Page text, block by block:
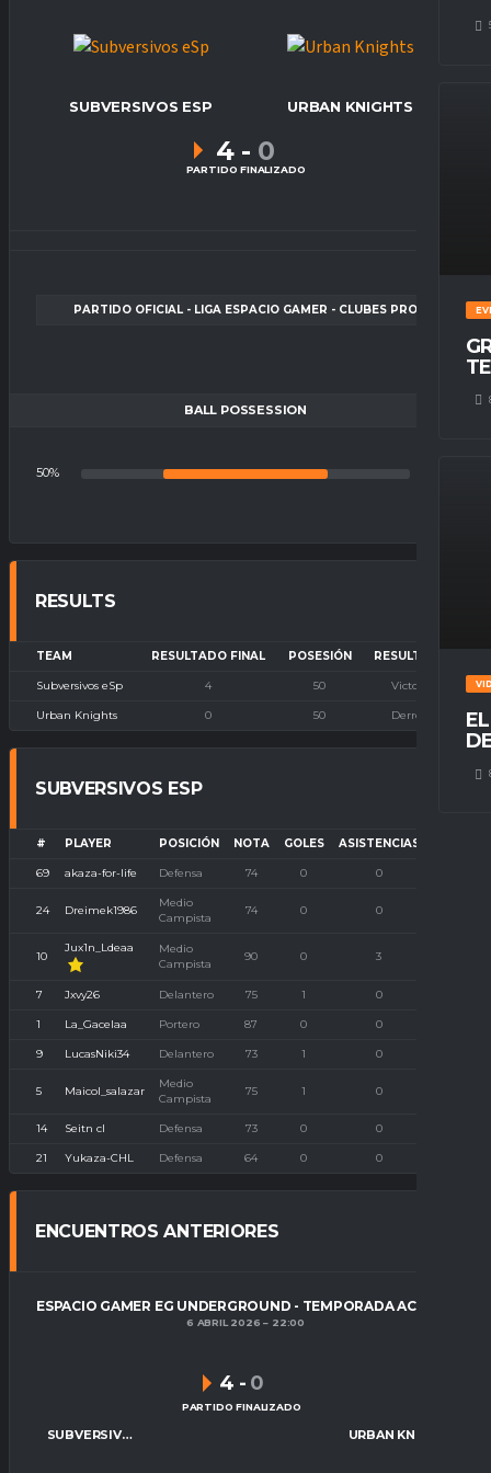
SUBVERSIVOS ESP URBAN KNIGHTS
4 - 0
PARTIDO FINALIZADO
PARTIDO OFICIAL - LIGA ESPACIO GAMER - CLUBES PRO
BALL POSSESSION
50%
RESULTS
TEAM RESULTADO FINAL POSESIÓN RESULTADO
Subversivos eSp 4 50 Victoria
Urban Knights 0 50 Derrota
SUBVERSIVOS ESP
# PLAYER POSICIÓN NOTA GOLES ASISTENCIAS
69 akaza-for-life Defensa 74 0 0
24 Dreimek1986
Medio
Campista
74 0 0
10
Jux1n_Ldeaa
Medio
Campista
90 0 3
7 Jxvy26 Delantero 75 1 0
1 La_Gacelaa Portero 87 0 0
9 LucasNiki34 Delantero 73 1 0
5 Maicol_salazar
Medio
Campista
75 1 0
14 Seitn cl Defensa 73 0 0
21 Yukaza-CHL Defensa 64 0 0
ENCUENTROS ANTERIORES
ESPACIO GAMER EG UNDERGROUND - TEMPORADA ACTUAL
6 ABRIL 2026 22:00
SUBVERSIVOS ESP
4 - 0
PARTIDO FINALIZADO